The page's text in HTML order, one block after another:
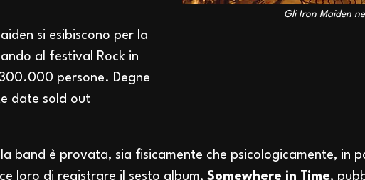
si esibiscono per la
al festival Rock in
persone. Degne
date sold out
Gli Iron Maiden
band è provata, sia fisicamente che psicologicamente, in
loro di registrare il sesto album, Somewhere in Time,